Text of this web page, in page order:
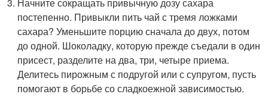
постепенно. Привыкли пить чай с тремя ложками
сахара? Уменьшите порцию сначала до двух, потом
до одной. Шоколадку, которую прежде съедали в один
присест, разделите на два, три, четыре приема.
Делитесь пирожным с подругой или с супругом, пусть
помогают в борьбе со сладкоежной зависимостью.